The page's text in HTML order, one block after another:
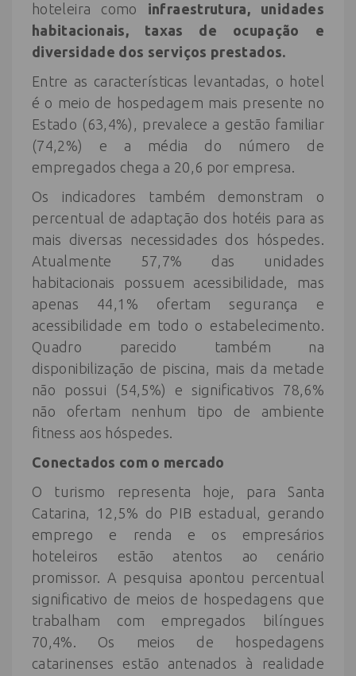
hoteleira como infraestrutura, unidades
habitacionais, taxas de ocupação e
diversidade dos serviços prestados.
Entre as características levantadas, o hotel
é o meio de hospedagem mais presente no
Estado (63,4%), prevalece a gestão familiar
(74,2%) e a média do número de
empregados chega a 20,6 por empresa.
Os indicadores também demonstram o
percentual de adaptação dos hotéis para as
mais diversas necessidades dos hóspedes.
Atualmente 57,7% das unidades
habitacionais possuem acessibilidade, mas
apenas 44,1% ofertam segurança e
acessibilidade em todo o estabelecimento.
Quadro parecido também na
disponibilização de piscina, mais da metade
não possui (54,5%) e significativos 78,6%
não ofertam nenhum tipo de ambiente
fitness aos hóspedes.
Conectados com o mercado
O turismo representa hoje, para Santa
Catarina, 12,5% do PIB estadual, gerando
emprego e renda e os empresários
hoteleiros estão atentos ao cenário
promissor. A pesquisa apontou percentual
significativo de meios de hospedagens que
trabalham com empregados bilíngues
70,4%. Os meios de hospedagens
catarinenses estão antenados à realidade